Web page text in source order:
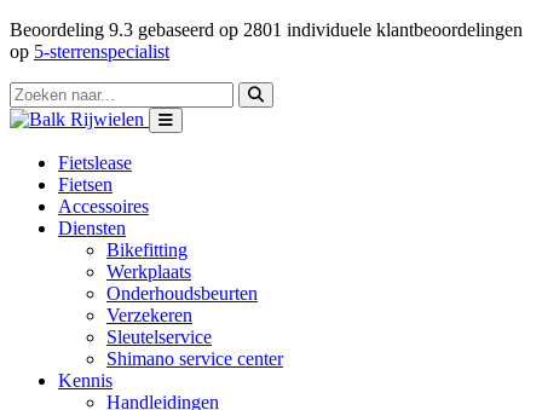
Beoordeling 9.3 gebaseerd op 2801 individuele klantbeoordelingen
op 5-sterrenspecialist
Fietslease
Fietsen
Accessoires
Diensten
Bikefitting
Werkplaats
Onderhoudsbeurten
Verzekeren
Sleutelservice
Shimano service center
Kennis
Handleidingen